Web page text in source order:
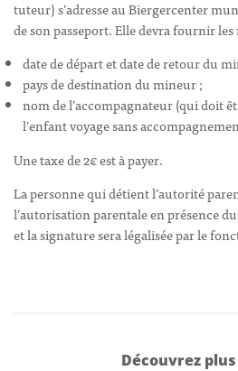
tuteur) s’adresse au Biergercenter
de son passeport. Elle devra fournir
date de départ et date de retour du
pays de destination du mineur ;
nom de l’accompagnateur (qui doit
l’enfant voyage sans
Une taxe de 2€ est à payer.
La personne qui détient l’autorité
l’autorisation parentale en présence
et la signature sera légalisée par le
Découvrez plus